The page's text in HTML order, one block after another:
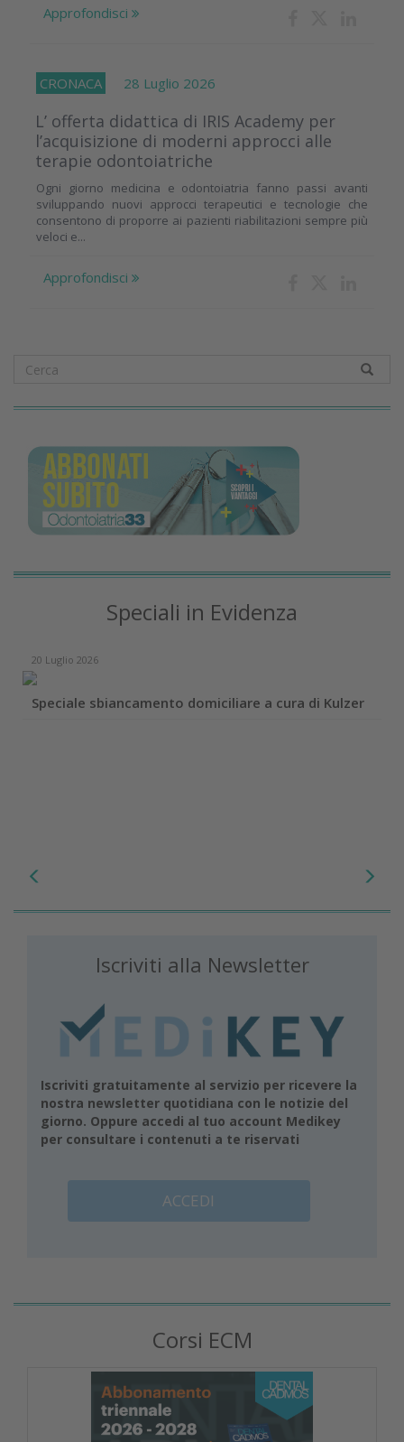
Approfondisci
CRONACA 28 Luglio 2026
L’ offerta didattica di IRIS Academy per
l’acquisizione di moderni approcci alle
terapie odontoiatriche
Ogni giorno medicina e odontoiatria fanno passi avanti
sviluppando nuovi approcci terapeutici e tecnologie che
consentono di proporre ai pazienti riabilitazioni sempre più
veloci e...
Approfondisci
Speciali in Evidenza
20 Luglio 2026
Speciale sbiancamento domiciliare a cura di Kulzer
Iscriviti alla Newsletter
Iscriviti gratuitamente al servizio per ricevere la
nostra newsletter quotidiana con le notizie del
giorno. Oppure accedi al tuo account Medikey
per consultare i contenuti a te riservati
ACCEDI
Corsi ECM